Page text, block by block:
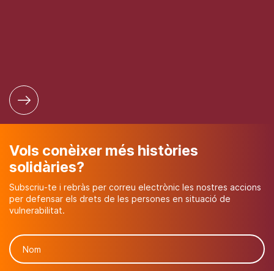
Vols conèixer més històries
solidàries?
Subscriu-te i rebràs per correu electrònic les nostres accions
per defensar els drets de les persones en situació de
vulnerabilitat.